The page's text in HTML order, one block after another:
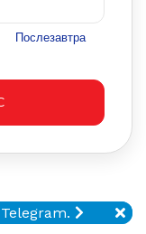
Послезавтра